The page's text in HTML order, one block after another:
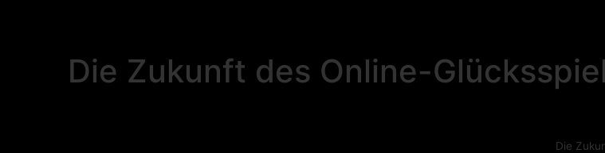
Die Zukunft des Online-
Die